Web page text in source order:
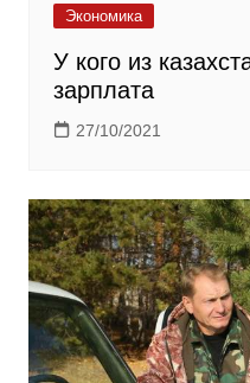
Экономика
У кого из
зарплата
27/10/2021